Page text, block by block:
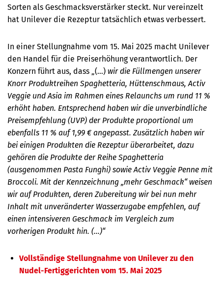
Sorten als Geschmacksverstärker steckt. Nur vereinzelt
hat Unilever die Rezeptur tatsächlich etwas verbessert.
In einer Stellungnahme vom 15. Mai 2025 macht Unilever
den Handel für die Preiserhöhung verantwortlich. Der
Konzern führt aus, dass „(...) wir die Füllmengen unserer
Knorr Produktreihen Spaghetteria, Hüttenschmaus, Activ
Veggie und Asia im Rahmen eines Relaunchs um rund 11 %
erhöht haben. Entsprechend haben wir die unverbindliche
Preisempfehlung (UVP) der Produkte proportional um
ebenfalls 11 % auf 1,99 € angepasst. Zusätzlich haben wir
bei einigen Produkten die Rezeptur überarbeitet, dazu
gehören die Produkte der Reihe Spaghetteria
(ausgenommen Pasta Funghi) sowie Activ Veggie Penne mit
Broccoli. Mit der Kennzeichnung „mehr Geschmack“ weisen
wir auf Produkten, deren Zubereitung wir bei nun mehr
Inhalt mit unveränderter Wasserzugabe empfehlen, auf
einen intensiveren Geschmack im Vergleich zum
vorherigen Produkt hin. (...)“
Vollständige Stellungnahme von Unilever zu den
Nudel-Fertiggerichten vom 15. Mai 2025